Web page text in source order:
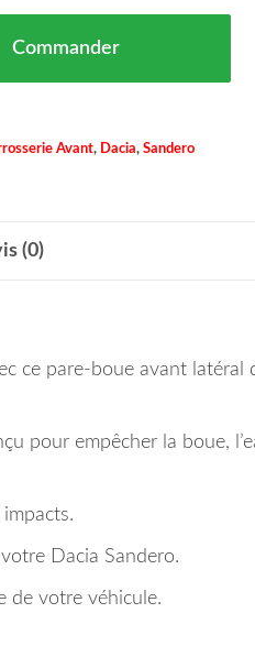
Commander
Avant, Dacia, Sandero
(0)
ce pare-boue avant latéral
pour empêcher la boue,
Dacia Sandero.
de votre véhicule.